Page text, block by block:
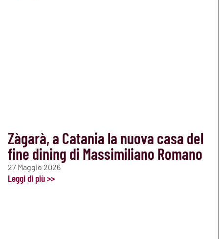
Zàgarà, a Catania la nuova casa del
fine dining di Massimiliano Romano
27 Maggio 2026
Leggi di più >>